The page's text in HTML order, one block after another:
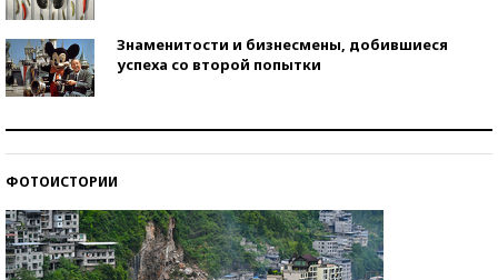
Знаменитости и бизнесмены, добившиеся
успеха со второй попытки
ФОТОИСТОРИИ